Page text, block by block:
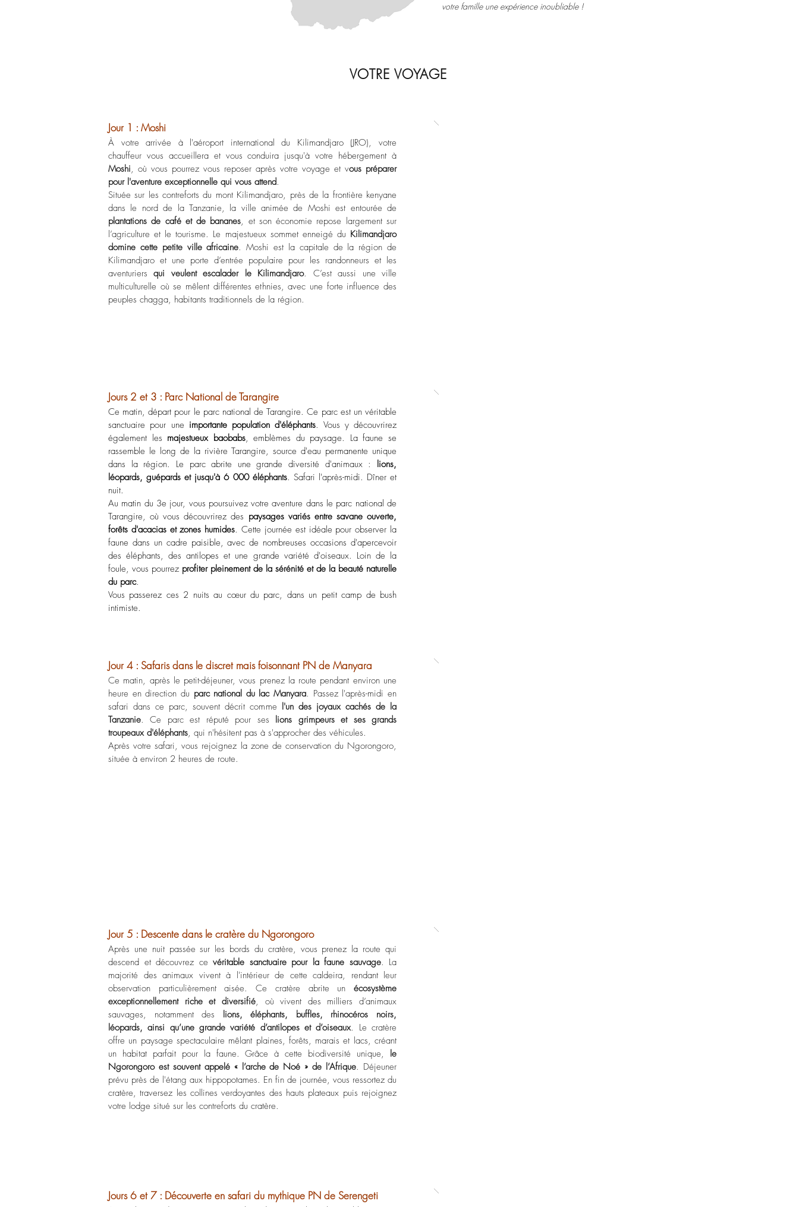
votre famille une expérience inoubliable !
VOTRE VOYAGE
Jour 1 : Moshi
À votre arrivée à l'aéroport international du Kilimandjaro (JRO), votre
chauffeur vous accueillera et vous conduira jusqu'à votre hébergement à
Moshi, où vous pourrez vous reposer après votre voyage et vous préparer
pour l'aventure exceptionnelle qui vous attend.
Située sur les contreforts du mont Kilimandjaro, près de la frontière kenyane
dans le nord de la Tanzanie, la ville animée de Moshi est entourée de
plantations de café et de bananes, et son économie repose largement sur
l’agriculture et le tourisme. Le majestueux sommet enneigé du Kilimandjaro
domine cette petite ville africaine. Moshi est la capitale de la région de
Kilimandjaro et une porte d’entrée populaire pour les randonneurs et les
aventuriersqui veulent escalader le Kilimandjaro. C’est aussi une ville
multiculturelle où se mêlent différentes ethnies, avec une forte influence des
peuples chagga, habitants traditionnels de la région.
Jours 2 et 3 : Parc National de Tarangire
Ce matin, départ pour le parc national de Tarangire. Ce parc est un véritable
sanctuaire pour une importante population d'éléphants. Vous y découvrirez
également les majestueux baobabs, emblèmes du paysage. La faune se
rassemble le long de la rivière Tarangire, source d'eau permanente unique
dans la région. Le parc abrite une grande diversité d'animaux : lions,
léopards, guépards et jusqu'à 6 000 éléphants. Safari l'après-midi. Dîner et
nuit.
Au matin du 3e jour, vous poursuivez votre aventure dans le parc national de
Tarangire, où vous découvrirez des paysages variés entre savane ouverte,
forêts d'acacias et zones humides. Cette journée est idéale pour observer la
faune dans un cadre paisible, avec de nombreuses occasions d'apercevoir
des éléphants, des antilopes et une grande variété d'oiseaux. Loin de la
foule, vous pourrez profiter pleinement de la sérénité et de la beauté naturelle
du parc.
Vous passerez ces 2 nuits au cœur du parc, dans un petit camp de bush
intimiste.
Jour 4 : Safaris dans le discret mais foisonnant PN de Manyara
Ce matin, après le petit-déjeuner, vous prenez la route pendant environ une
heure en direction du parc national du lac Manyara. Passez l'après-midi en
safari dans ce parc, souvent décrit comme l'un des joyaux cachés de la
Tanzanie. Ce parc est réputé pour ses lions grimpeurs et ses grands
troupeaux d'éléphants, qui n'hésitent pas à s'approcher des véhicules.
Après votre safari, vous rejoignez la zone de conservation du Ngorongoro,
située à environ 2 heures de route.
Jour 5 : Descente dans le cratère du Ngorongoro
Après une nuit passée sur les bords du cratère, vous prenez la route qui
descend et découvrez ce véritable sanctuaire pour la faune sauvage. La
majorité des animaux vivent à l'intérieur de cette caldeira, rendant leur
observation particulièrement aisée. Ce cratère abrite un écosystème
exceptionnellement riche et diversifié, où vivent des milliers d’animaux
sauvages, notamment des lions, éléphants, buffles, rhinocéros noirs,
léopards, ainsi qu’une grande variété d’antilopes et d’oiseaux. Le cratère
offre un paysage spectaculaire mêlant plaines, forêts, marais et lacs, créant
un habitat parfait pour la faune. Grâce à cette biodiversité unique, le
Ngorongoro est souvent appelé « l’arche de Noé » de l’Afrique. Déjeuner
prévu près de l'étang aux hippopotames. En fin de journée, vous ressortez du
cratère, traversez les collines verdoyantes des hauts plateaux puis rejoignez
votre lodge situé sur les contreforts du cratère.
Jours 6 et 7 : Découverte en safari du mythique PN de Serengeti